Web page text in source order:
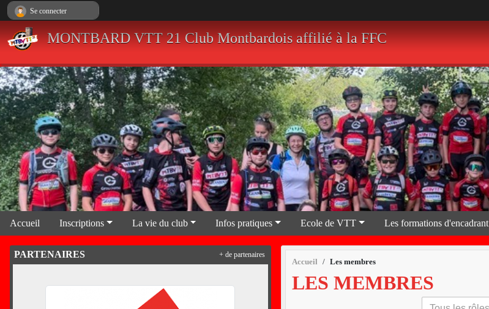
MONTBARD VTT 21 Club Montbardois affilié à la FFC
Accueil Inscriptions La vie du club Infos pratiques Ecole de VTT Les formations d'encadrant
Accueil Les membres
LES MEMBRES
PARTENAIRES + de partenaires
Se connecter
Panneau de gestion des cookies